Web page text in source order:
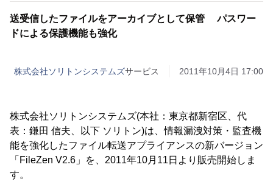
送受信したファイルをアーカイブとして保管 パスワー
ドによる保護機能も強化
株式会社ソリトンシステムズサービス 2011年10月4日 17:00
株式会社ソリトンシステムズ(本社：東京都新宿区、代
表：鎌田 信夫、以下 ソリトン)は、情報漏洩対策・監査機
能を強化したファイル転送アプライアンスの新バージョン
「FileZen V2.6」を、2011年10月11日より販売開始しま
す。